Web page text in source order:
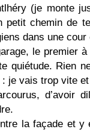
(je monte
petit chemin de
dans une
le premier à
quiétude. Rien
: je vais trop vite
d’avoir
la façade et y